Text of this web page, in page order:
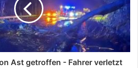
Ast getroffen - Fahrer verletzt